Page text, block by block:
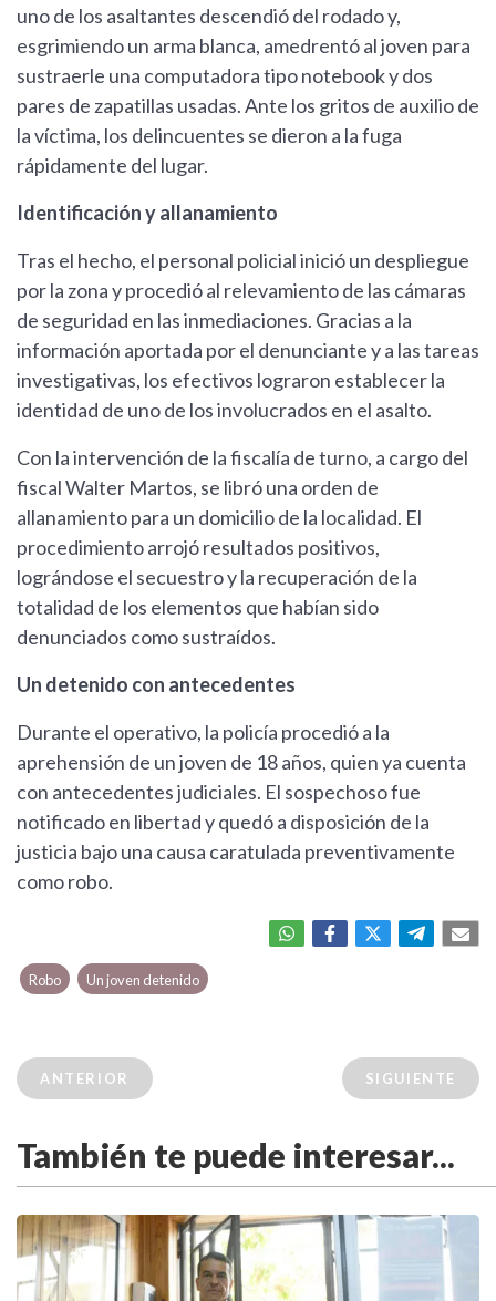
uno de los asaltantes descendió del rodado y,
esgrimiendo un arma blanca, amedrentó al joven para
sustraerle una computadora tipo notebook y dos
pares de zapatillas usadas. Ante los gritos de auxilio de
la víctima, los delincuentes se dieron a la fuga
rápidamente del lugar.
Identificación y allanamiento
Tras el hecho, el personal policial inició un despliegue
por la zona y procedió al relevamiento de las cámaras
de seguridad en las inmediaciones. Gracias a la
información aportada por el denunciante y a las tareas
investigativas, los efectivos lograron establecer la
identidad de uno de los involucrados en el asalto.
Con la intervención de la fiscalía de turno, a cargo del
fiscal Walter Martos, se libró una orden de
allanamiento para un domicilio de la localidad. El
procedimiento arrojó resultados positivos,
lográndose el secuestro y la recuperación de la
totalidad de los elementos que habían sido
denunciados como sustraídos.
Un detenido con antecedentes
Durante el operativo, la policía procedió a la
aprehensión de un joven de 18 años, quien ya cuenta
con antecedentes judiciales. El sospechoso fue
notificado en libertad y quedó a disposición de la
justicia bajo una causa caratulada preventivamente
como robo.
Robo Un joven detenido
ANTERIOR SIGUIENTE
También te puede interesar...